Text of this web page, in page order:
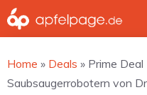
Zum
Inhalt
Home » Deals » Prime
Saubsaugerrobotern von